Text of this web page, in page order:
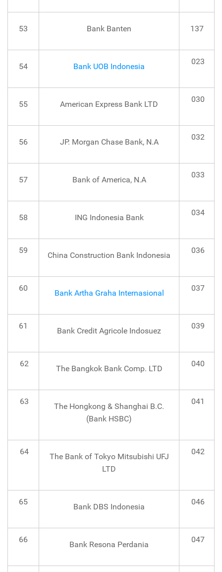
53 Bank Banten 137
54 Bank UOB Indonesia
023
55 American Express Bank LTD
030
56 JP. Morgan Chase Bank, N.A
032
57 Bank of America, N.A
033
58 ING Indonesia Bank
034
59
China Construction Bank Indonesia
036
60
Bank Artha Graha Internasional
037
61
Bank Credit Agricole Indosuez
039
62
The Bangkok Bank Comp. LTD
040
63
The Hongkong & Shanghai B.C.
(Bank HSBC)
041
64
The Bank of Tokyo Mitsubishi UFJ
LTD
042
65
Bank DBS Indonesia
046
66
Bank Resona Perdania
047